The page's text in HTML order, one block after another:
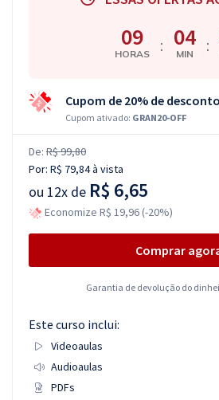
09
HORAS : 04
MIN :
Cupom de 20% de desconto
Cupom ativado: GRAN20-OFF
De: R$ 99,80
Por: R$ 79,84à vista
ou 12x de R$ 6,65
Economize R$ 19,96 (-20%)
Comprar
Garantia de devolução do
Este curso inclui:
Videoaulas
Audioaulas
PDFs